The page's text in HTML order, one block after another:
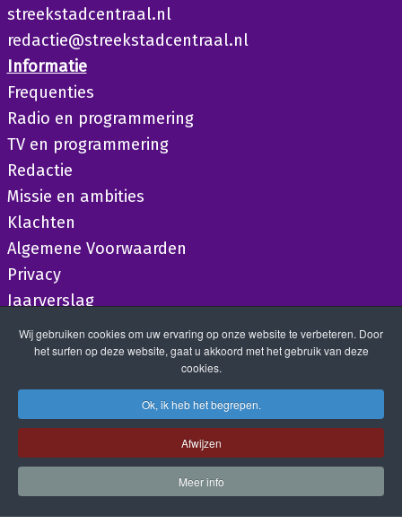
streekstadcentraal.nl
redactie@streekstadcentraal.nl
Informatie
Frequenties
Radio en programmering
TV en programmering
Redactie
Missie en ambities
Klachten
Algemene Voorwaarden
Privacy
Jaarverslag
Wij gebruiken cookies om uw ervaring op onze website te verbeteren. Door
het surfen op deze website, gaat u akkoord met het gebruik van deze
cookies.
Ok, ik heb het begrepen.
Afwijzen
Meer info